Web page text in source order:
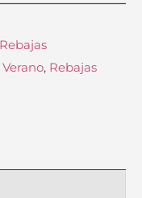
Rebajas
, Rebajas